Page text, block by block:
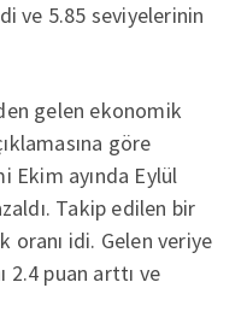
ve 5.85 seviyelerinin
gelen ekonomik
göre
Ekim ayında Eylül
Takip edilen bir
oranı idi. Gelen veriye
2.4 puan arttı ve